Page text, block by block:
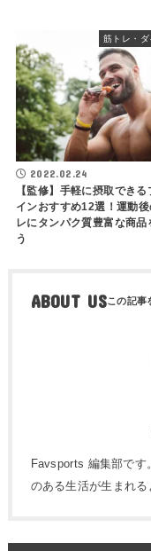
筋トレ・ダ
2022.02.24
【監修】手軽に摂取できる
インおすすめ12選！運動後
レにタンパク質豊富な商品
う
ABOUT US
Favsports 編集部です
のある生活が生まれる